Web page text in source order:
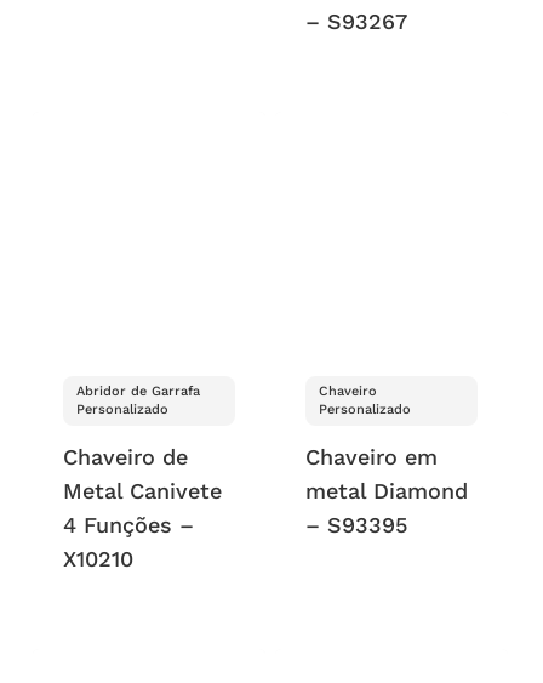
– S93267
Abridor de Garrafa
Personalizado
Chaveiro de
Metal Canivete
4 Funções –
X10210
Chaveiro
Personalizado
Chaveiro em
metal Diamond
– S93395